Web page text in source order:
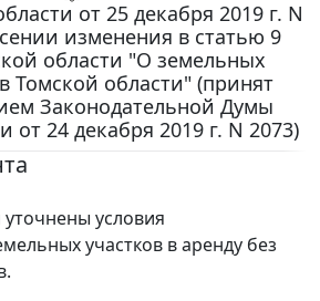
от 25 декабря 2019 г. N
изменения в статью 9
области "О земельных
Томской области" (принят
Законодательной Думы
от 24 декабря 2019 г. N 2073)
условия
участков в аренду без